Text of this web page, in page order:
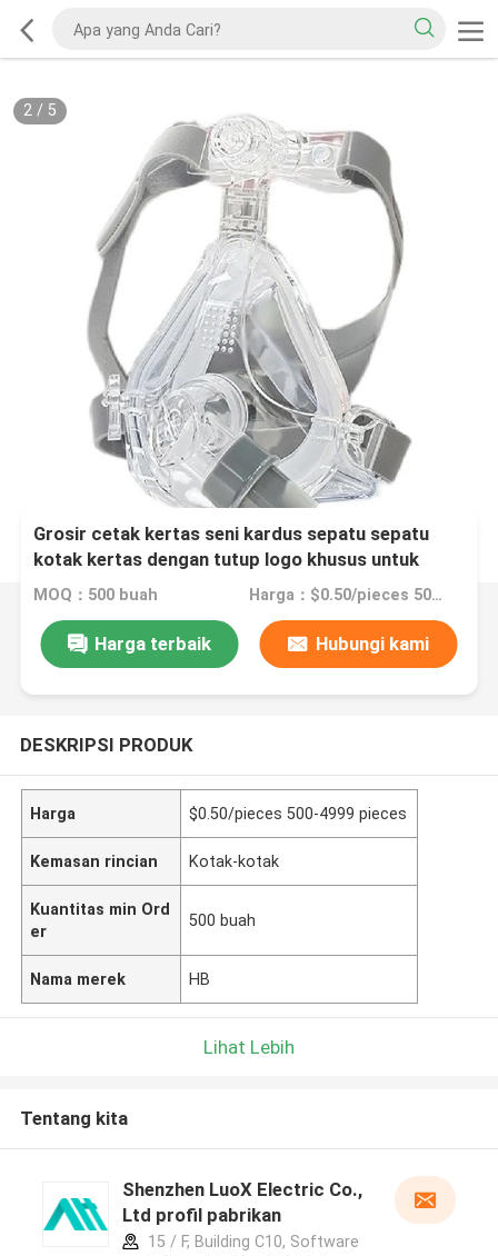
2/ 5
Grosir cetak kertas seni kardus sepatu sepatu
kotak kertas dengan tutup logo khusus untuk
sepatu penyimpanan kemasan
MOQ：500 buah Harga：$0.50/pieces 500-4999 pieces
Harga terbaik Hubungi kami
DESKRIPSI PRODUK
Harga $0.50/pieces 500-4999 pieces
Kemasan rincian Kotak-kotak
Kuantitas min Ord
er
500 buah
Nama merek HB
Lihat Lebih
Tentang kita
Shenzhen LuoX Electric Co.,
Ltd profil pabrikan
15 / F, Building C10, Software